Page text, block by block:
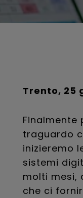
Trento, 25
traguardo
inizieremo
sistemi
molti mesi,
che ci